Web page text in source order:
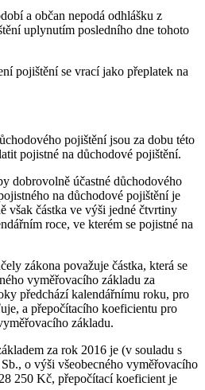
a občan nepodá odhlášku z
uplynutím posledního dne tohoto
pojištění se vrací jako přeplatek na
pojištění jsou za dobu této
pojistné na důchodové pojištění.
dobrovolně účastné důchodového
na důchodové pojištění je
však částka ve výši jedné čtvrtiny
roce, ve kterém se pojistné na
zákona považuje částka, která se
vyměřovacího základu za
předchází kalendářnímu roku, pro
a přepočítacího koeficientu pro
základu.
za rok 2016 je (v souladu s
o výši všeobecného vyměřovacího
250 Kč, přepočítací koeficient je